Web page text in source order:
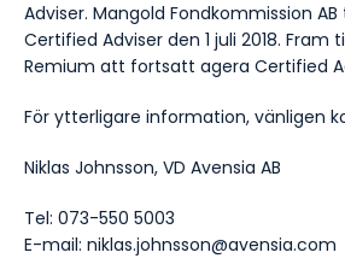
Adviser. Mangold Fondkommission
Certified Adviser den 1 juli 2018. Fram
Remium att fortsatt agera Certified
För ytterligare information, vänligen
Niklas Johnsson, VD Avensia AB
Tel: 073-550 5003
E-mail: niklas.johnsson@avensia.com